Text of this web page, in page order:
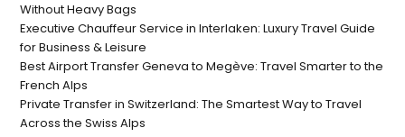
Without Heavy Bags
Executive Chauffeur Service in Interlaken: Luxury Travel Guide
for Business & Leisure
Best Airport Transfer Geneva to Megève: Travel Smarter to the
French Alps
Private Transfer in Switzerland: The Smartest Way to Travel
Across the Swiss Alps